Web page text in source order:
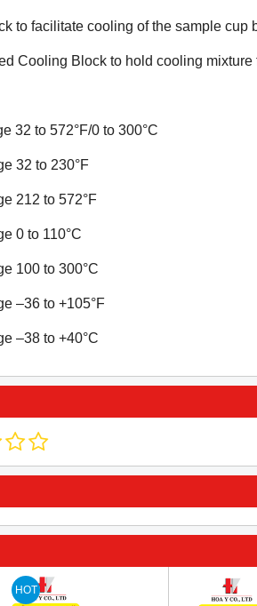
8
Máy cất nước một lần 3.5L/giờ CWS-4
to facilitate cooling of the sample cup
Cooling Block to hold cooling mixture
32 to 572°F/0 to 300°C
32 to 230°F
212 to 572°F
0 to 110°C
100 to 300°C
–36 to +105°F
–38 to +40°C
HOT